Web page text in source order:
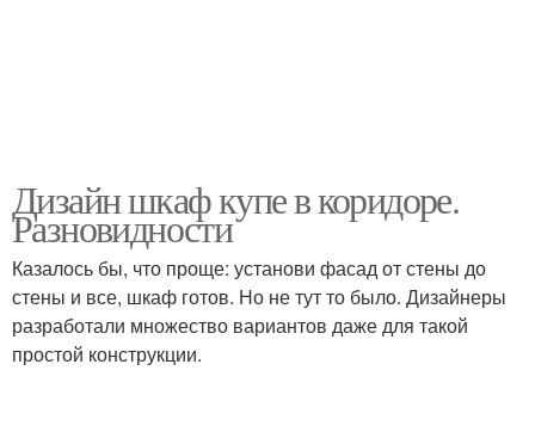
Дизайн шкаф купе в коридоре.
Разновидности
Казалось бы, что проще: установи фасад от стены до
стены и все, шкаф готов. Но не тут то было. Дизайнеры
разработали множество вариантов даже для такой
простой конструкции.